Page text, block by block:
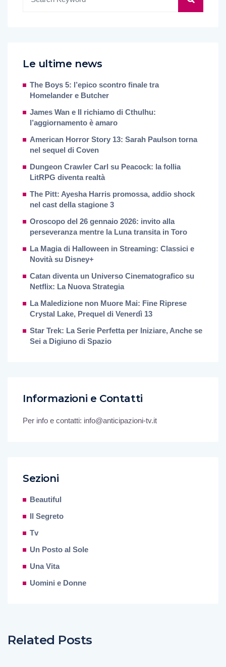
Le ultime news
The Boys 5: l’epico scontro finale tra
Homelander e Butcher
James Wan e Il richiamo di Cthulhu:
l’aggiornamento è amaro
American Horror Story 13: Sarah Paulson torna
nel sequel di Coven
Dungeon Crawler Carl su Peacock: la follia
LitRPG diventa realtà
The Pitt: Ayesha Harris promossa, addio shock
nel cast della stagione 3
Oroscopo del 26 gennaio 2026: invito alla
perseveranza mentre la Luna transita in Toro
La Magia di Halloween in Streaming: Classici e
Novità su Disney+
Catan diventa un Universo Cinematografico su
Netflix: La Nuova Strategia
La Maledizione non Muore Mai: Fine Riprese
Crystal Lake, Prequel di Venerdì 13
Star Trek: La Serie Perfetta per Iniziare, Anche se
Sei a Digiuno di Spazio
Informazioni e Contatti
Per info e contatti: info@anticipazioni-tv.it
Sezioni
Beautiful
Il Segreto
Tv
Un Posto al Sole
Una Vita
Uomini e Donne
Related Posts